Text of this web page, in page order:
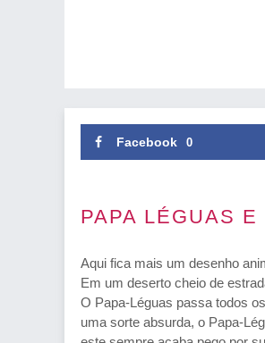
Facebook 0
PAPA LÉGUAS E
Aqui fica mais um desenho
Em um deserto cheio de
O Papa-Léguas passa todos
uma sorte absurda, o Papa-